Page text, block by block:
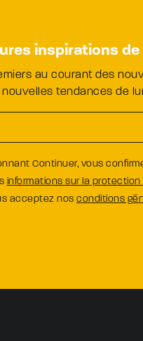
inspirations de
au courant des
tendances de
Continuer, vous
informations sur la
acceptez nos conditions